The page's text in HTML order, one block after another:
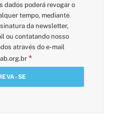
dados poderá revogar o
tempo, mediante
da newsletter,
ou contatando nosso
através do e-mail
*